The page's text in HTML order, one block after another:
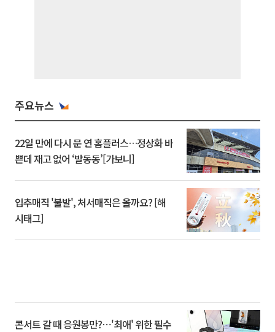
주요뉴스
22일 만에 다시 문 연 홈플러스…정상화 바
쁜데 재고 없어 ‘발동동’[가보니]
입추매직 '불발', 처서매직은 올까요? [해
시태그]
콘서트 갈 때 응원봉만?⋯'최애' 위한 필수